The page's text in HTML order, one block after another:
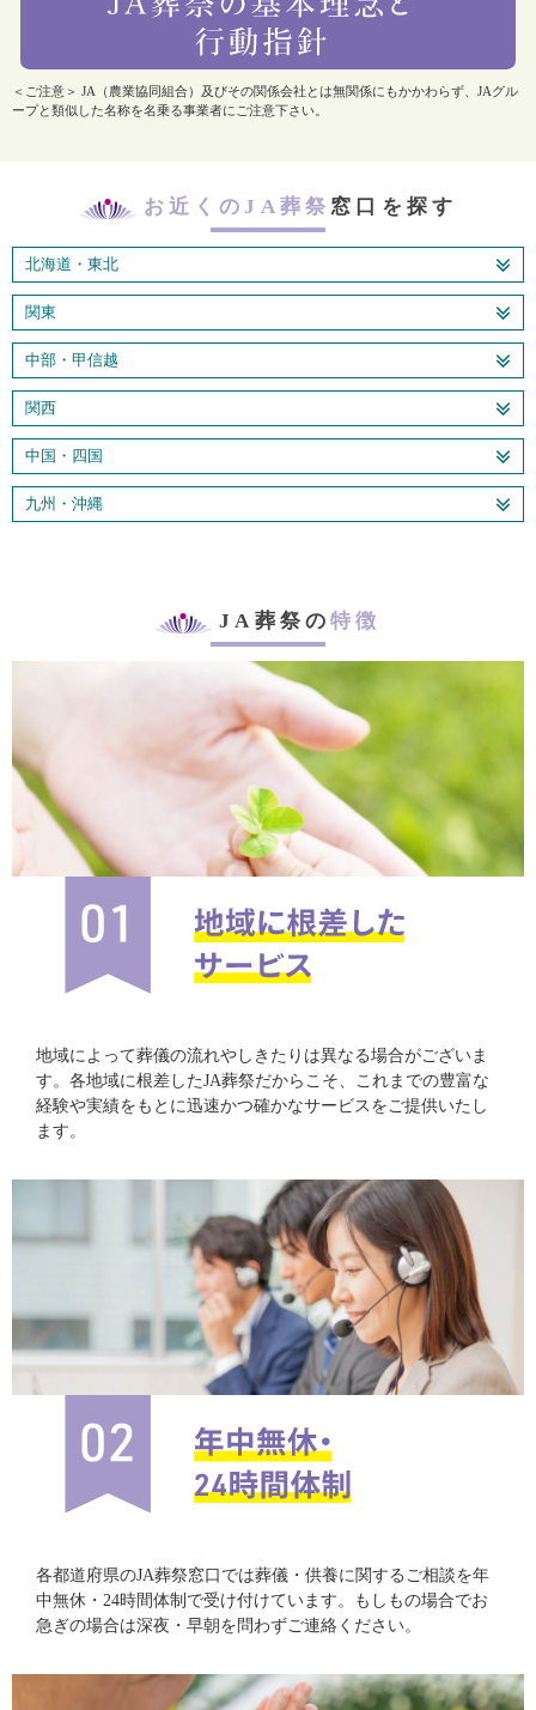
＜ご注意＞ JA（農業協同組合）及びその関係会社とは無関係にもかかわらず、JAグル
ープと類似した名称を名乗る事業者にご注意下さい。
お近くのJA葬祭 窓口を探す
北海道・東北
関東
中部・甲信越
関西
中国・四国
九州・沖縄
JA葬祭の特徴
地域によって葬儀の流れやしきたりは異なる場合がございま
す。各地域に根差したJA葬祭だからこそ、これまでの豊富な
経験や実績をもとに迅速かつ確かなサービスをご提供いたし
ます。
各都道府県のJA葬祭窓口では葬儀・供養に関するご相談を年
中無休・24時間体制で受け付けています。もしもの場合でお
急ぎの場合は深夜・早朝を問わずご連絡ください。